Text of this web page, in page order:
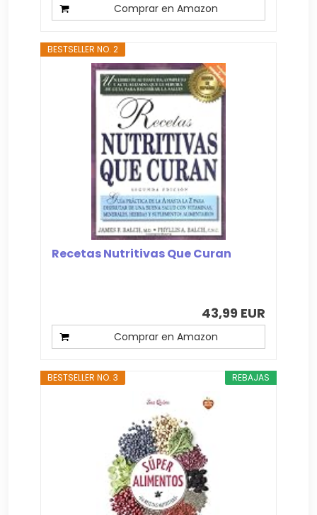
Comprar en Amazon
BESTSELLER NO. 2
Recetas Nutritivas Que Curan
43,99 EUR
Comprar en Amazon
REBAJAS
BESTSELLER NO. 3